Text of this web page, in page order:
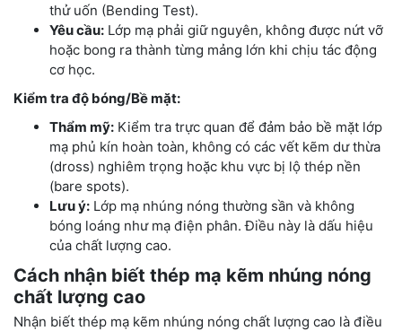
thử uốn (Bending Test).
Yêu cầu: Lớp mạ phải giữ nguyên, không được nứt vỡ
hoặc bong ra thành từng mảng lớn khi chịu tác động
cơ học.
Kiểm tra độ bóng/Bề mặt:
Thẩm mỹ: Kiểm tra trực quan để đảm bảo bề mặt lớp
mạ phủ kín hoàn toàn, không có các vết kẽm dư thừa
(dross) nghiêm trọng hoặc khu vực bị lộ thép nền
(bare spots).
Lưu ý: Lớp mạ nhúng nóng thường sần và không
bóng loáng như mạ điện phân. Điều này là dấu hiệu
của chất lượng cao.
Cách nhận biết thép mạ kẽm nhúng nóng
chất lượng cao
Nhận biết thép mạ kẽm nhúng nóng chất lượng cao là điều